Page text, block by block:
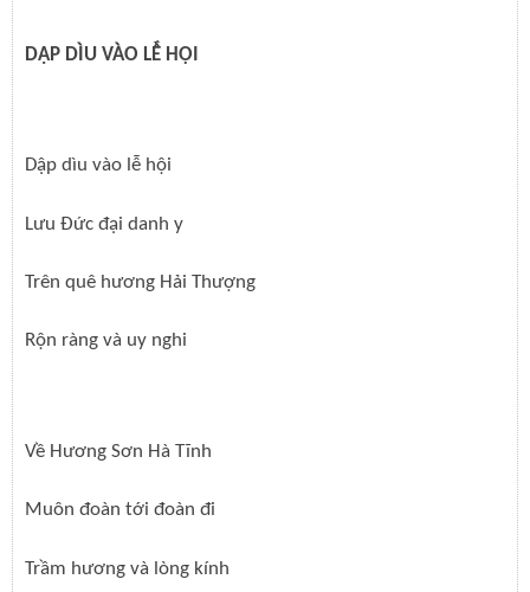
DẬP DÌU VÀO LỄ HỘI
Dập dìu vào lễ hội
Lưu Đức đại danh y
Trên quê hương Hải Thượng
Rộn ràng và uy nghi
Về Hương Sơn Hà Tĩnh
Muôn đoàn tới đoàn đi
Trầm hương và lòng kính